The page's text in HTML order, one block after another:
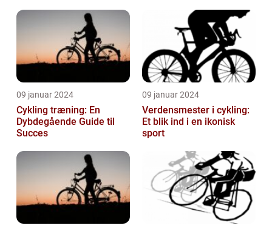
09 januar 2024
Cykling træning: En
Dybdegående Guide til
Succes
09 januar 2024
Verdensmester i cykling:
Et blik ind i en ikonisk
sport